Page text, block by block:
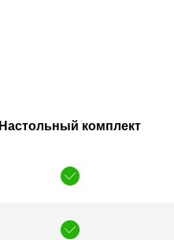
Настольный комплект